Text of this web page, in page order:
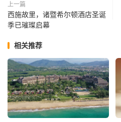
上一篇
西施故里，诸暨希尔顿酒店圣诞
季已璀璨启幕
相关推荐